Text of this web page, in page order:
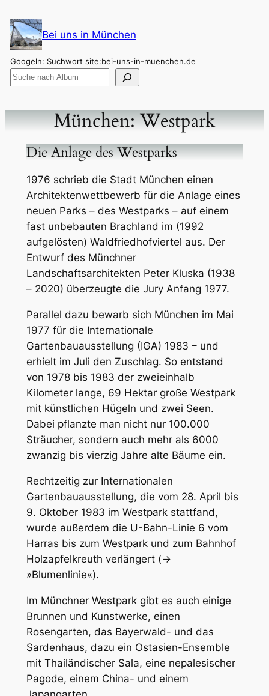
Inhalt
springen
Bei uns in München
Googeln: Suchwort site:bei-uns-in-muenchen.de
München: Westpark
Die Anlage des Westparks
1976 schrieb die Stadt München einen
Architektenwettbewerb für die Anlage eines
neuen Parks – des Westparks – auf einem
fast unbebauten Brachland im (1992
aufgelösten) Waldfriedhofviertel aus. Der
Entwurf des Münchner
Landschaftsarchitekten Peter Kluska (1938
– 2020) überzeugte die Jury Anfang 1977.
Parallel dazu bewarb sich München im Mai
1977 für die Internationale
Gartenbauausstellung (IGA) 1983 – und
erhielt im Juli den Zuschlag. So entstand
von 1978 bis 1983 der zweieinhalb
Kilometer lange, 69 Hektar große Westpark
mit künstlichen Hügeln und zwei Seen.
Dabei pflanzte man nicht nur 100.000
Sträucher, sondern auch mehr als 6000
zwanzig bis vierzig Jahre alte Bäume ein.
Rechtzeitig zur Internationalen
Gartenbauausstellung, die vom 28. April bis
9. Oktober 1983 im Westpark stattfand,
wurde außerdem die U-Bahn-Linie 6 vom
Harras bis zum Westpark und zum Bahnhof
Holzapfelkreuth verlängert (→
»Blumenlinie«).
Im Münchner Westpark gibt es auch einige
Brunnen und Kunstwerke, einen
Rosengarten, das Bayerwald- und das
Sardenhaus, dazu ein Ostasien-Ensemble
mit Thailändischer Sala, eine nepalesischer
Pagode, einem China- und einem